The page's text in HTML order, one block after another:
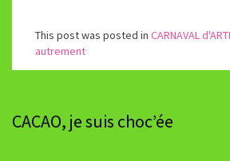
This post was posted in CARNAVAL
autrement
CACAO, je suis choc’ée